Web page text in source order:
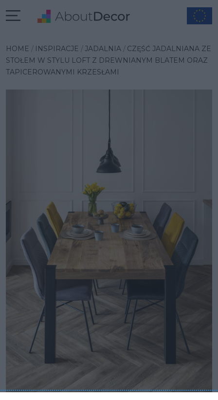
HOME INSPIRACJE JADALNIA
CZĘŚĆ JADALNIANA ZE
STOŁEM W STYLU LOFT Z DREWNIANYM BLATEM ORAZ
TAPICEROWANYMI KRZESŁAMI